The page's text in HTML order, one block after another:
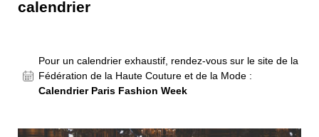
calendrier
Pour un calendrier exhaustif, rendez-vous sur le site de la
Fédération de la Haute Couture et de la Mode :
Calendrier Paris Fashion Week